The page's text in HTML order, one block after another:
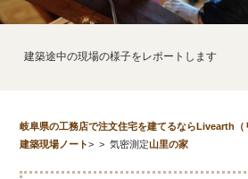
建築途中の現場の様子をレポートします
岐阜県の工務店で注文住宅を建てるならLivearth（
建築現場ノート>
山里の家
> 気密測定